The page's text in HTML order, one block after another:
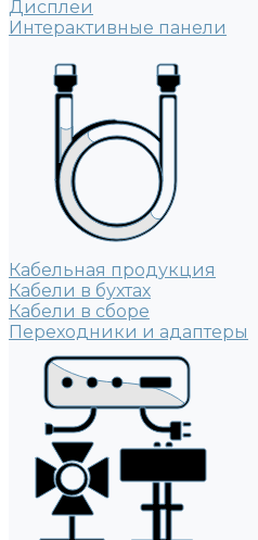
Дисплеи
Интерактивные панели
Кабельная продукция
Кабели в бухтах
Кабели в сборе
Переходники и адаптеры